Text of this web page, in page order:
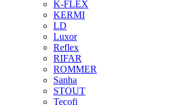
K-FLEX
KERMI
LD
Luxor
Reflex
RIFAR
ROMMER
Sanha
STOUT
Tecofi